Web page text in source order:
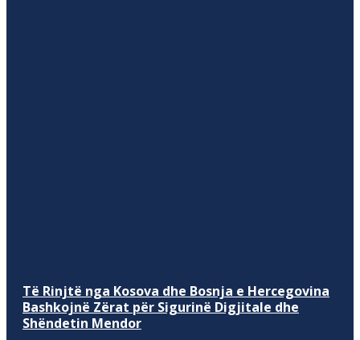
Të Rinjtë nga Kosova dhe Bosnja e Hercegovina
Bashkojnë Zërat për Sigurinë Digjitale dhe
Shëndetin Mendor